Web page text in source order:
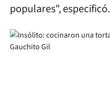
populares", especificó.